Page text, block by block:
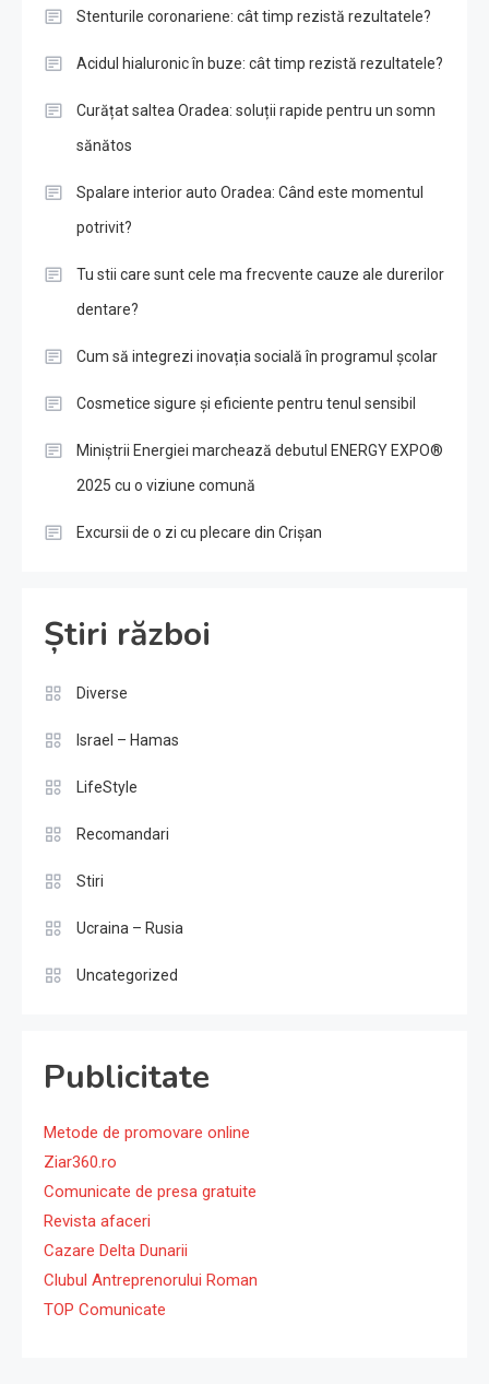
Stenturile coronariene: cât timp rezistă rezultatele?
Acidul hialuronic în buze: cât timp rezistă rezultatele?
Curățat saltea Oradea: soluții rapide pentru un somn
sănătos
Spalare interior auto Oradea: Când este momentul
potrivit?
Tu stii care sunt cele ma frecvente cauze ale durerilor
dentare?
Cum să integrezi inovația socială în programul școlar
Cosmetice sigure și eficiente pentru tenul sensibil
Miniștrii Energiei marchează debutul ENERGY EXPO®
2025 cu o viziune comună
Excursii de o zi cu plecare din Crișan
Știri război
Diverse
Israel – Hamas
LifeStyle
Recomandari
Stiri
Ucraina – Rusia
Uncategorized
Publicitate
Metode de promovare online
Ziar360.ro
Comunicate de presa gratuite
Revista afaceri
Cazare Delta Dunarii
Clubul Antreprenorului Roman
TOP Comunicate